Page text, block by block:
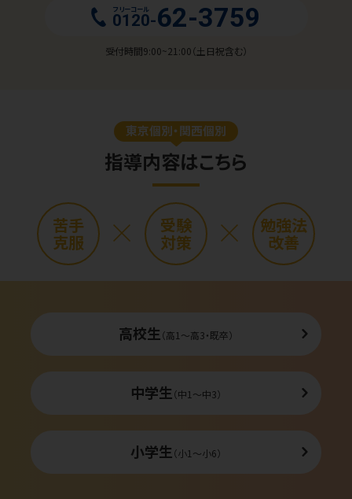
フリーコール
0120-62-3759
受付時間9:00~21:00（土日祝含む）
東京個別・関西個別
指導内容はこちら
苦手
克服
受験
対策
勉強法
改善
高校生 （高1〜高3・既卒）
中学生 （中1〜中3）
小学生 （小1〜小6）